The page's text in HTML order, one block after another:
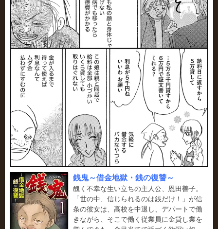
銭鬼～借金地獄・銭の復讐～
醜く不幸な生い立ちの主人公、恩田善子。
「世の中、信じられるのは銭だけ！」が信
条の彼女は、高校を中退し、デパートで働
きながら、そこで働く従業員に金貸し業を